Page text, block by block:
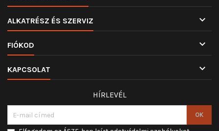
ALKATRÉSZ ÉS SZERVIZ 
FIÓKOD 
KAPCSOLAT 
HÍRLEVÉL